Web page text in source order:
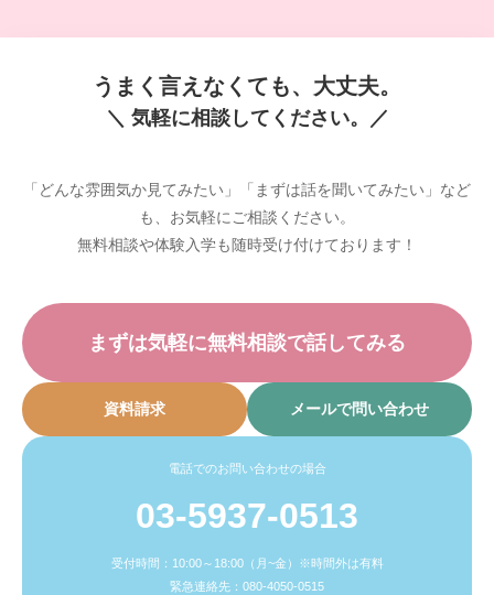
うまく言えなくても、大丈夫。
＼ 気軽に相談してください。／
「どんな雰囲気か見てみたい」「まずは話を聞いてみたい」など
も、お気軽にご相談ください。
無料相談や体験入学も随時受け付けております！
まずは気軽に無料相談で話してみる
資料請求 メールで問い合わせ
電話でのお問い合わせの場合
03-5937-0513
受付時間：10:00～18:00（月~金）※時間外は有料
緊急連絡先：080-4050-0515